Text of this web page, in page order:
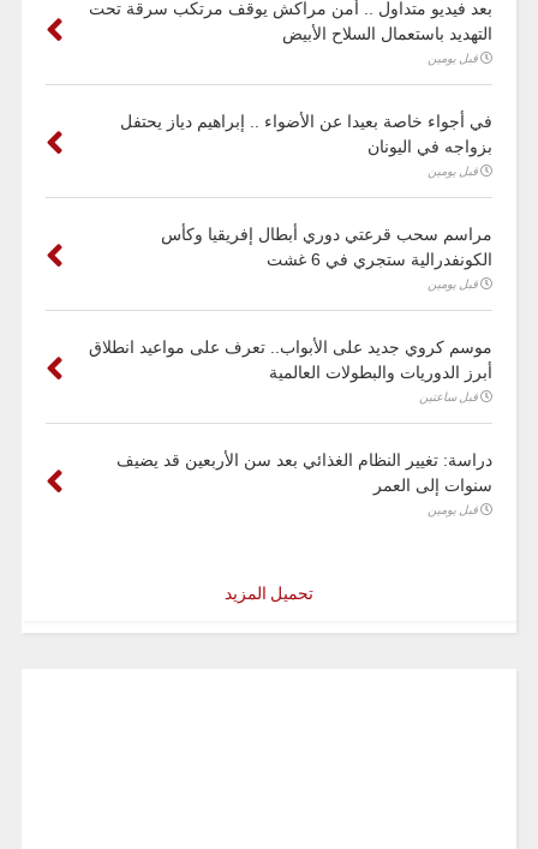
بعد فيديو متداول .. أمن مراكش يوقف مرتكب سرقة تحت
التهديد باستعمال السلاح الأبيض
قبل يومين
في أجواء خاصة بعيدا عن الأضواء .. إبراهيم دياز يحتفل
بزواجه في اليونان
قبل يومين
مراسم سحب قرعتي دوري أبطال إفريقيا وكأس
الكونفدرالية ستجري في 6 غشت
قبل يومين
موسم كروي جديد على الأبواب.. تعرف على مواعيد انطلاق
أبرز الدوريات والبطولات العالمية
قبل ساعتين
دراسة: تغيير النظام الغذائي بعد سن الأربعين قد يضيف
سنوات إلى العمر
قبل يومين
تحميل المزيد